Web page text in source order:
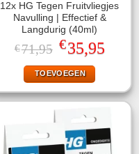
12x HG Tegen Fruitvliegjes
Navulling | Effectief &
Langdurig (40ml)
€71,95 Oorspronkelijke
prijs
was:
€71,95.
€35,95Huidige
prijs
TOEVOEGEN